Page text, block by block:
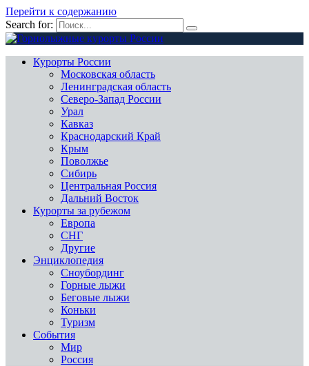
Перейти к содержанию
Search for:
Курорты России
Московская область
Ленинградская область
Северо-Запад России
Урал
Кавказ
Краснодарский Край
Крым
Поволжье
Сибирь
Центральная Россия
Дальний Восток
Курорты за рубежом
Европа
СНГ
Другие
Энциклопедия
Сноубординг
Горные лыжи
Беговые лыжи
Коньки
Туризм
События
Мир
Россия